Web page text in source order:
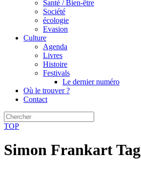
Santé / Bien-être
Société
écologie
Evasion
Culture
Agenda
Livres
Histoire
Festivals
Le dernier numéro
Où le trouver ?
Contact
TOP
Simon Frankart Tag